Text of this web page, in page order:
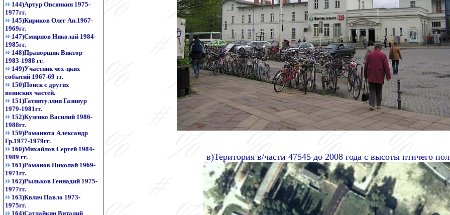
144)Артур Овсянкин 1975-
1977гг.
145)Кириков Олег Ан.1967-
1969гг.
147)Смирнов Николай 1984-
1985гг.
148)Прапорщик Виктор
1983-1988 гг.
149)Участник чех-цких
событий 1967-69 гг.
150)Поиск с других
воинских частей.
151)Гатиятуллин Газинур
1979-1981гг.
152)Кузенко Василий 1986-
1988гг.
159)Романюта Александр
Гр.1977-1979гг.
160)Михайлов Сергей 1984-
1989 гг.
161)Романов Николай 1969-
1971гг.
162)Рыльков Геннадий 1975-
1977гг.
163)Квлач Павло 1973-
1975гг.
164)Сатлайкин Виталий
в)Територия в/части 47545 до 2008 года с высоты птичего